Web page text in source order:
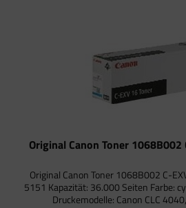
Original Canon Toner 1068B002
Original Canon Toner 1068B002 C-
5151 Kapazität: 36.000 Seiten Farbe:
Druckemodelle: Canon CLC